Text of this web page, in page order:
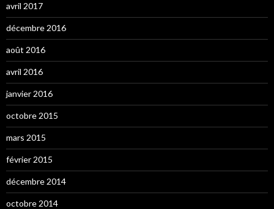
avril 2017
décembre 2016
août 2016
avril 2016
janvier 2016
octobre 2015
mars 2015
février 2015
décembre 2014
octobre 2014